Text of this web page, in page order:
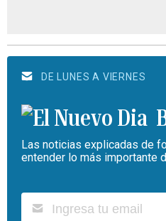
DE LUNES A VIERNES
Las noticias explicadas de
entender lo más importante